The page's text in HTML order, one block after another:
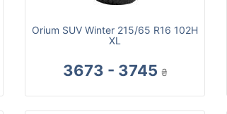
Orium SUV Winter 215/65 R16 102H
XL
3673 - 3745 ₴